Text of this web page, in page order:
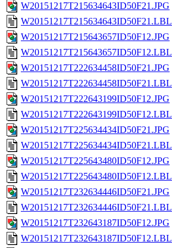
W20151217T215634643ID50F21.JPG
W20151217T215634643ID50F21.LBL
W20151217T215643657ID50F12.JPG
W20151217T215643657ID50F12.LBL
W20151217T222634458ID50F21.JPG
W20151217T222634458ID50F21.LBL
W20151217T222643199ID50F12.JPG
W20151217T222643199ID50F12.LBL
W20151217T225634434ID50F21.JPG
W20151217T225634434ID50F21.LBL
W20151217T225643480ID50F12.JPG
W20151217T225643480ID50F12.LBL
W20151217T232634446ID50F21.JPG
W20151217T232634446ID50F21.LBL
W20151217T232643187ID50F12.JPG
W20151217T232643187ID50F12.LBL